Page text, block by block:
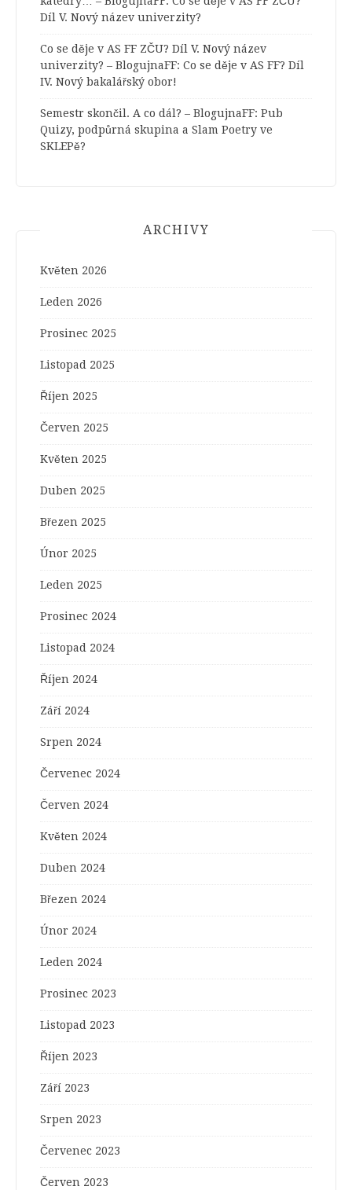
Díl V. Nový název univerzity?
Co se děje v AS FF ZČU? Díl V. Nový název
univerzity? – BlogujnaFF: Co se děje v AS FF? Díl
IV. Nový bakalářský obor!
Semestr skončil. A co dál? – BlogujnaFF: Pub
Quizy, podpůrná skupina a Slam Poetry ve
SKLEPě?
ARCHIVY
Květen 2026
Leden 2026
Prosinec 2025
Listopad 2025
Říjen 2025
Červen 2025
Květen 2025
Duben 2025
Březen 2025
Únor 2025
Leden 2025
Prosinec 2024
Listopad 2024
Říjen 2024
Září 2024
Srpen 2024
Červenec 2024
Červen 2024
Květen 2024
Duben 2024
Březen 2024
Únor 2024
Leden 2024
Prosinec 2023
Listopad 2023
Říjen 2023
Září 2023
Srpen 2023
Červenec 2023
Červen 2023